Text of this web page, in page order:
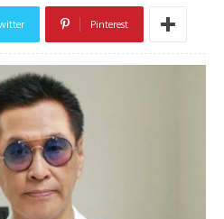
Pinterest